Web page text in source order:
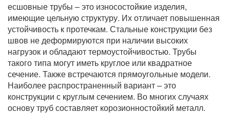
есшовные трубы – это износостойкие изделия,
имеющие цельную структуру. Их отличает повышенная
устойчивость к протечкам. Стальные конструкции без
швов не деформируются при наличии высоких
нагрузок и обладают термоустойчивостью. Трубы
такого типа могут иметь круглое или квадратное
сечение. Также встречаются прямоугольные модели.
Наиболее распространенный вариант – это
конструкции с круглым сечением. Во многих случаях
основу труб составляет корозионностойкий металл.